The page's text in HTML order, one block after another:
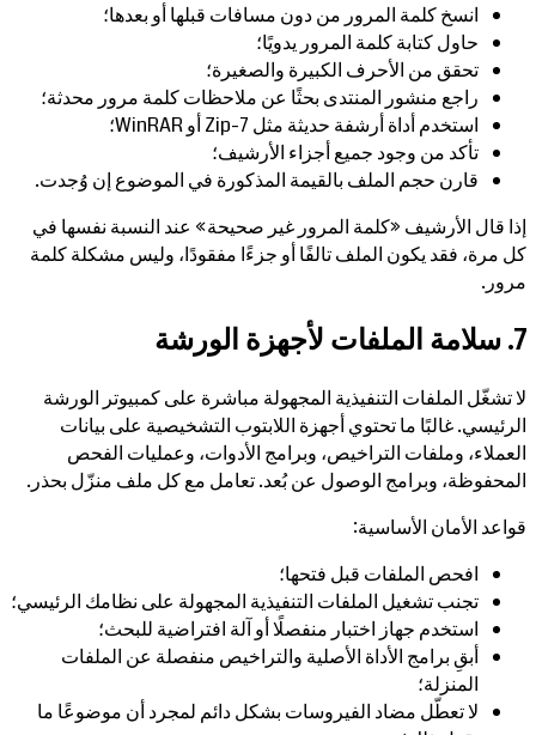
انسخ كلمة المرور من دون مسافات قبلها أو بعدها؛
حاول كتابة كلمة المرور يدويًا؛
تحقق من الأحرف الكبيرة والصغيرة؛
راجع منشور المنتدى بحثًا عن ملاحظات كلمة مرور محدثة؛
استخدم أداة أرشفة حديثة مثل 7-Zip أو WinRAR؛
تأكد من وجود جميع أجزاء الأرشيف؛
قارن حجم الملف بالقيمة المذكورة في الموضوع إن وُجدت.
إذا قال الأرشيف «كلمة المرور غير صحيحة» عند النسبة نفسها في
كل مرة، فقد يكون الملف تالفًا أو جزءًا مفقودًا، وليس مشكلة كلمة
مرور.
7. سلامة الملفات لأجهزة الورشة
لا تشغّل الملفات التنفيذية المجهولة مباشرة على كمبيوتر الورشة
الرئيسي. غالبًا ما تحتوي أجهزة اللابتوب التشخيصية على بيانات
العملاء، وملفات التراخيص، وبرامج الأدوات، وعمليات الفحص
المحفوظة، وبرامج الوصول عن بُعد. تعامل مع كل ملف منزّل بحذر.
قواعد الأمان الأساسية:
افحص الملفات قبل فتحها؛
تجنب تشغيل الملفات التنفيذية المجهولة على نظامك الرئيسي؛
استخدم جهاز اختبار منفصلًا أو آلة افتراضية للبحث؛
أبقِ برامج الأداة الأصلية والتراخيص منفصلة عن الملفات
المنزلة؛
لا تعطّل مضاد الفيروسات بشكل دائم لمجرد أن موضوعًا ما